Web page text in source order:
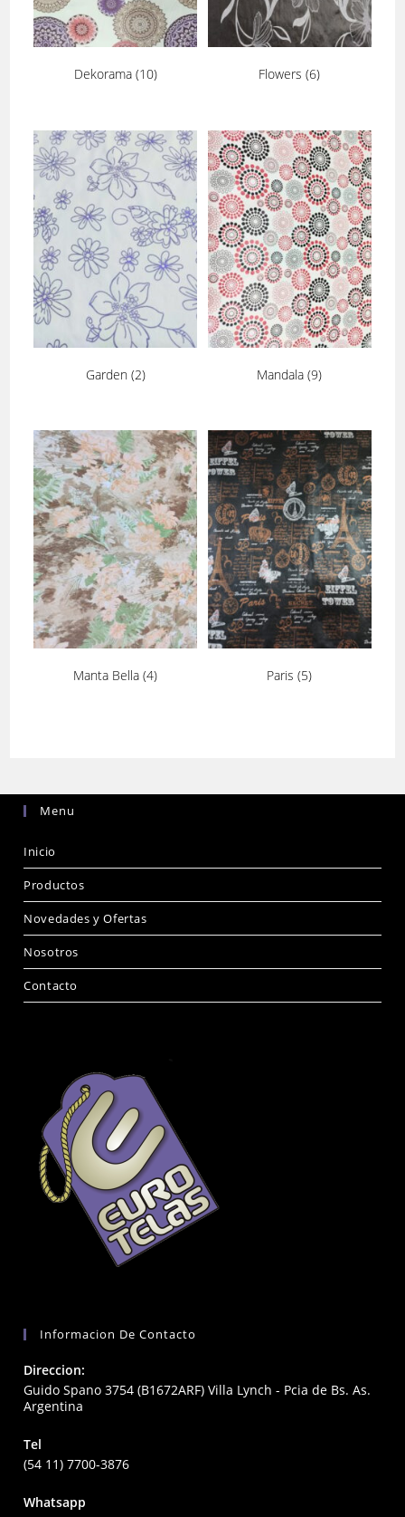
Dekorama (10) Flowers(6)
Garden (2) Mandala(9)
Manta Bella(4) Paris(5)
Menu
Inicio
Productos
Novedades y Ofertas
Nosotros
Contacto
Informacion De Contacto
Direccion:
Guido Spano 3754 (B1672ARF) Villa Lynch - Pcia de Bs. As.
Argentina
Tel
(54 11) 7700-3876
Whatsapp